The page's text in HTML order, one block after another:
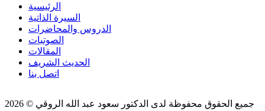
الرئيسية
السيرة الذاتية
الدروس والمحاضرات
الصوتيات
المقالات
الحديث الشريف
اتصل بنا
جميع الحقوق محفوظة لدى الدكتور سعود عبد الله الروقي © 2026